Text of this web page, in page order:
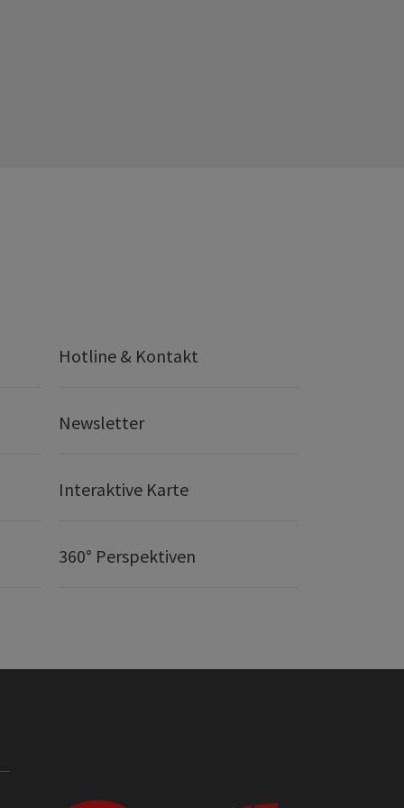
Hotline & Kontakt
Newsletter
Interaktive Karte
360° Perspektiven